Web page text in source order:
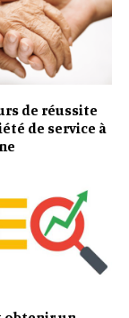
de réussite
de service à